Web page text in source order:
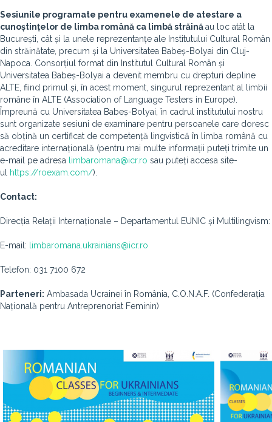
Sesiunile programate pentru examenele de atestare a
cunoștințelor de limba română ca limbă străinăau loc atât la
București, cât și la unele reprezentanțe ale Institutului Cultural Român
din străinătate, precum și la Universitatea Babeș-Bolyai din Cluj-
Napoca. Consorțiul format din Institutul Cultural Român și
Universitatea Babeș-Bolyai a devenit membru cu drepturi depline
ALTE, fiind primul și, în acest moment, singurul reprezentant al limbii
române în ALTE (Association of Language Testers in Europe).
Împreună cu Universitatea Babeș-Bolyai, în cadrul institutului nostru
sunt organizate sesiuni de examinare pentru persoanele care doresc
să obțină un certificat de competență lingvistică în limba română cu
acreditare internațională (pentru mai multe informații puteți trimite un
e-mail pe adresa
limbaromana@icr.ro sau puteți accesa site-
ul
https://roexam.com/).
Contact:
Direcția Relații Internaționale – Departamentul EUNIC și Multilingvism:
E-mail: limbaromana.ukrainians@icr.ro
Telefon: 031 7100 672
Parteneri: Ambasada Ucrainei în România, C.O.N.A.F. (Confederația
Națională pentru Antreprenoriat Feminin)